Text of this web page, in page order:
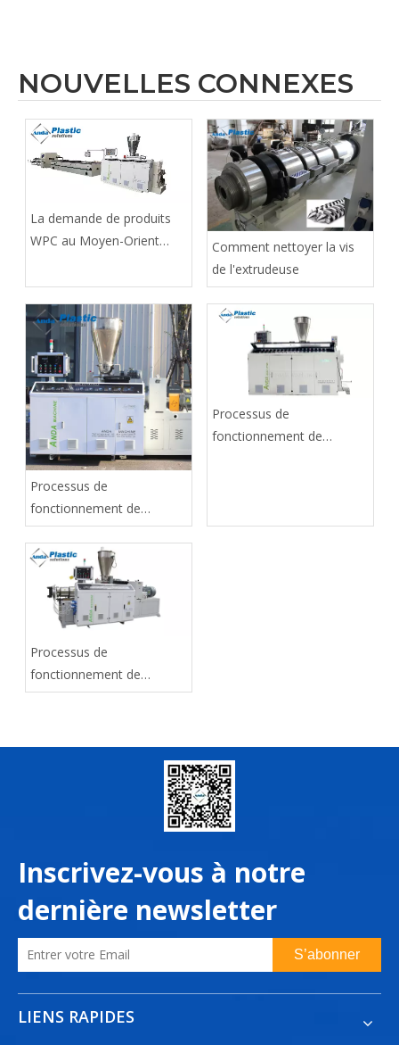
NOUVELLES CONNEXES
La demande de produits
WPC au Moyen-Orient
significative
Comment nettoyer la vis
de l'extrudeuse
Processus de
fonctionnement de
l'extrudeuse de PVC,
section trois
Processus de
fonctionnement de
Processus de
fonctionnement de
l'extrudeuse de PVC,
Inscrivez-vous à notre
dernière newsletter
S’abonner
LIENS RAPIDES